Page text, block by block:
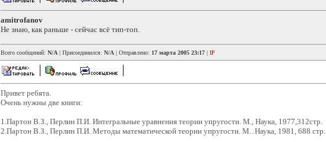
amitrofanov
Не знаю, как раньше - сейчас всё тип-топ.
Всего сообщений: N/A | Присоединился: N/A | Отправлено: 17 марта 2005 23:17 | IP
Привет ребята.
Очень нужны две книги:
1.Партон В.З., Перлин П.И. Интегральные уравнения теории упругости. М., Наука, 1977,312стр.
2.Партон В.З., Перлин П.И. Методы математической теории упругости. М.. Наука, 1981, 688 стр.